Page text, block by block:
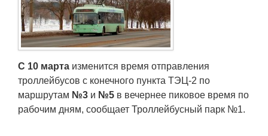
Транспорт
Погода
Курсы валют
Еще
С 10 марта изменится время отправления
троллейбусов с конечного пункта ТЭЦ-2 по
маршрутам №3 и №5 в вечернее пиковое время по
рабочим дням, сообщает Троллейбусный парк №1.